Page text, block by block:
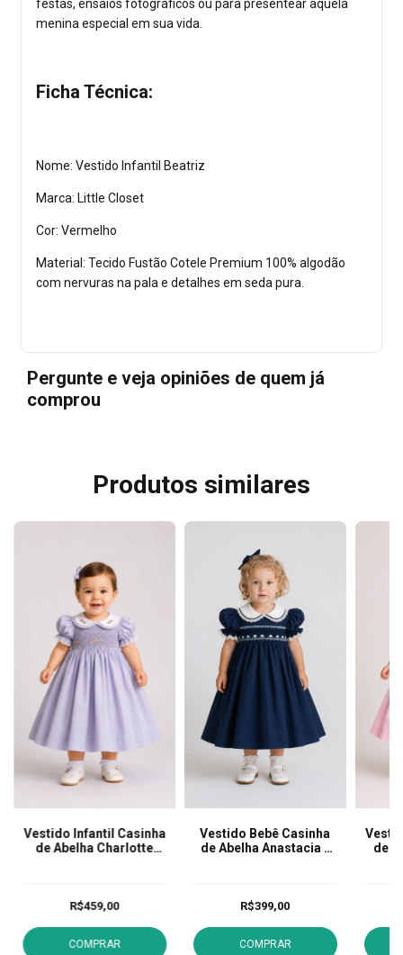
festas, ensaios fotográficos ou para presentear aquela
menina especial em sua vida.
Ficha Técnica:
Nome: Vestido Infantil Beatriz
Marca: Little Closet
Cor: Vermelho
Material: Tecido Fustão Cotele Premium 100% algodão
com nervuras na pala e detalhes em seda pura.
Pergunte e veja opiniões de quem já
comprou
Produtos similares
Vestido Infantil Casinha
de Abelha Charlotte
R$459,00
COMPRAR
Vestido Bebê Casinha
de Abelha Anastacia -
R$399,00
COMPRAR
de